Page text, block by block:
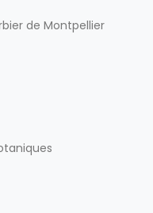
de Montpellier